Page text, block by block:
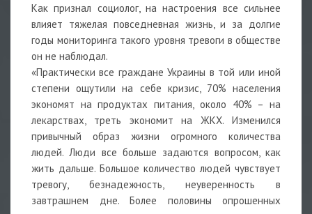
Как признал социолог, на настроения все сильнее
влияет тяжелая повседневная жизнь, и за долгие
годы мониторинга такого уровня тревоги в обществе
он не наблюдал.
«Практически все граждане Украины в той или иной
степени ощутили на себе кризис, 70% населения
экономят на продуктах питания, около 40% – на
лекарствах, треть экономит на ЖКХ. Изменился
привычный образ жизни огромного количества
людей. Люди все больше задаются вопросом, как
жить дальше. Большое количество людей чувствует
тревогу, безнадежность, неуверенность в
завтрашнем дне. Более половины опрошенных